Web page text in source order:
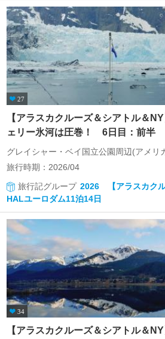
27
【アラスカクルーズ＆シアトル＆
ェリー氷河は圧巻！ 6日目：前半
グレイシャー・ベイ国立公園周辺(アメリ
旅行時期：2026/04
旅行記グループ 2026 【アラスカクル
HALユーロダム11泊14日
34
【アラスカクルーズ＆シアトル＆